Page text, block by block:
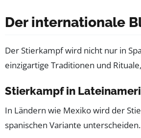
Der internationale
Der Stierkampf wird nicht nur in
einzigartige Traditionen und
Stierkampf in
In Ländern wie Mexiko wird der
spanischen Variante